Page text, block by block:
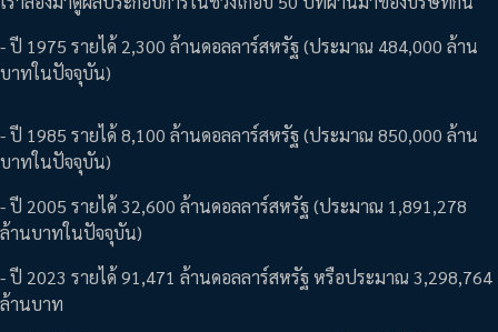
- ปี 1975 รายได้ 2,300 ล้านดอลลาร์สหรัฐ (ประมาณ 484,000 ล้าน
บาทในปัจจุบัน)
- ปี 1985 รายได้ 8,100 ล้านดอลลาร์สหรัฐ (ประมาณ 850,000 ล้าน
บาทในปัจจุบัน)
- ปี 2005 รายได้ 32,600 ล้านดอลลาร์สหรัฐ (ประมาณ 1,891,278
ล้านบาทในปัจจุบัน)
- ปี 2023 รายได้ 91,471 ล้านดอลลาร์สหรัฐ หรือประมาณ 3,298,764
ล้านบาท